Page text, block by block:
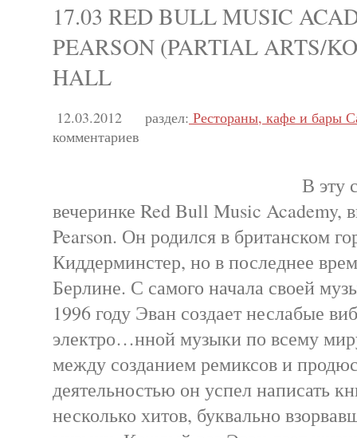
17.03 RED BULL MUSIC
PEARSON (PARTIAL ARTS/
HALL
12.03.2012 раздел: Рестораны, кафе и бары
комментариев
В эту
вечеринке Red Bull Music Academy,
Pearson. Он родился в британском
Киддерминстер, но в последнее
Берлине. С самого начала своей
1996 году Эван создает неслабые
электро…нной музыки по всему
между созданием ремиксов и
деятельностью он успел написать
несколько хитов, буквально